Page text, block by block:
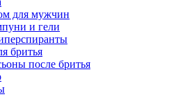
для мужчин
и гели
бритья
после бритья